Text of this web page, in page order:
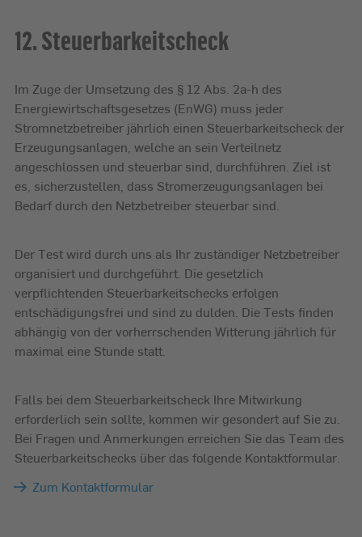
12. Steuerbarkeitscheck
Im Zuge der Umsetzung des § 12 Abs. 2a-h des
Energiewirtschaftsgesetzes (EnWG) muss jeder
Stromnetzbetreiber jährlich einen Steuerbarkeitscheck der
Erzeugungsanlagen, welche an sein Verteilnetz
angeschlossen und steuerbar sind, durchführen. Ziel ist
es, sicherzustellen, dass Stromerzeugungsanlagen bei
Bedarf durch den Netzbetreiber steuerbar sind.
Der Test wird durch uns als Ihr zuständiger Netzbetreiber
organisiert und durchgeführt. Die gesetzlich
verpflichtenden Steuerbarkeitschecks erfolgen
entschädigungsfrei und sind zu dulden. Die Tests finden
abhängig von der vorherrschenden Witterung jährlich für
maximal eine Stunde statt.
Falls bei dem Steuerbarkeitscheck Ihre Mitwirkung
erforderlich sein sollte, kommen wir gesondert auf Sie zu.
Bei Fragen und Anmerkungen erreichen Sie das Team des
Steuerbarkeitschecks über das folgende Kontaktformular.
Zum Kontaktformular